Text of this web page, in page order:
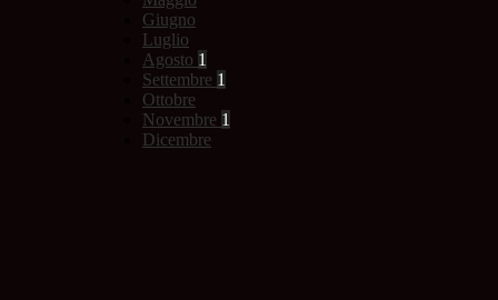
Giugno
Luglio
Agosto 1
Settembre 1
Ottobre
Novembre 1
Dicembre